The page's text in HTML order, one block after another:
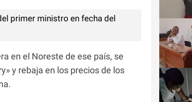
primer ministro en fecha del
en el Noreste de ese país, se
y rebaja en los precios de los